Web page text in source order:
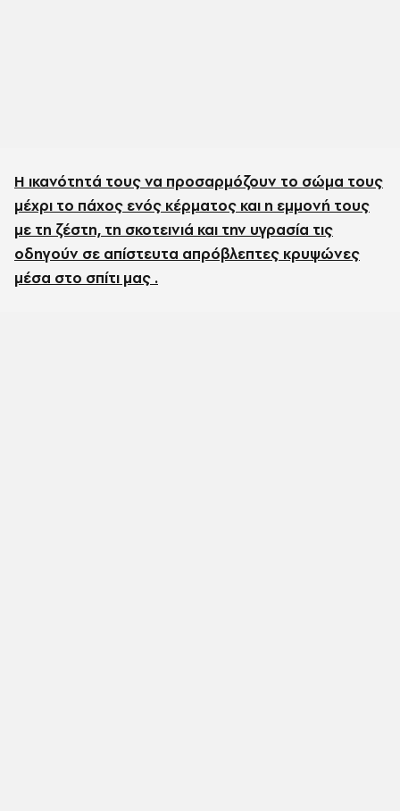
Η ικανότητά τους να προσαρμόζουν το σώμα τους
μέχρι το πάχος ενός κέρματος και η εμμονή τους
με τη ζέστη, τη σκοτεινιά και την υγρασία τις
οδηγούν σε απίστευτα απρόβλεπτες κρυψώνες
μέσα στο σπίτι μας .